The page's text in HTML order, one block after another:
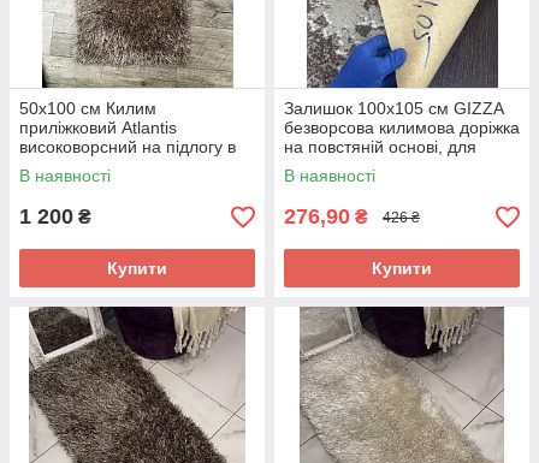
50x100 см Килим
приліжковий Atlantis
високоворсний на підлогу в
будь-яку кімнату, темно-
бежевого кольору
В наявності
1 200 ₴
Купити
Залишок 100x105 см GIZZA
безворсова килимова доріжка
на повстяній основі, для
кухні, коридору
В наявності
276,90 ₴ 426 ₴
Купити